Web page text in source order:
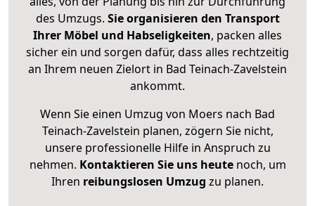
des Umzugs. Sie organisieren den Transport
Ihrer Möbel und Habseligkeiten, packen alles
sicher ein und sorgen dafür, dass alles rechtzeitig
an Ihrem neuen Zielort in Bad Teinach-Zavelstein
ankommt.
Wenn Sie einen Umzug von Moers nach Bad
Teinach-Zavelstein planen, zögern Sie nicht,
unsere professionelle Hilfe in Anspruch zu
nehmen. Kontaktieren Sie uns heutenoch, um
Ihren reibungslosen Umzug zu planen.